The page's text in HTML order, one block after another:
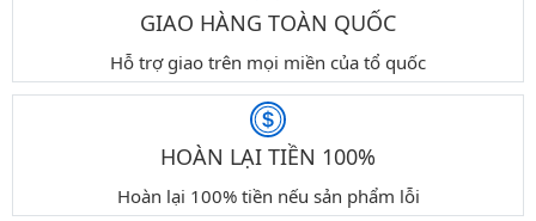
GIAO HÀNG TOÀN QUỐC
Hỗ trợ giao trên mọi miền của tổ quốc
HOÀN LẠI TIỀN 100%
Hoàn lại 100% tiền nếu sản phẩm lỗi